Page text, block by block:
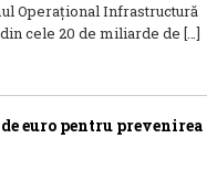
Operațional Infrastructură
cele 20 de miliarde de […]
euro pentru prevenirea